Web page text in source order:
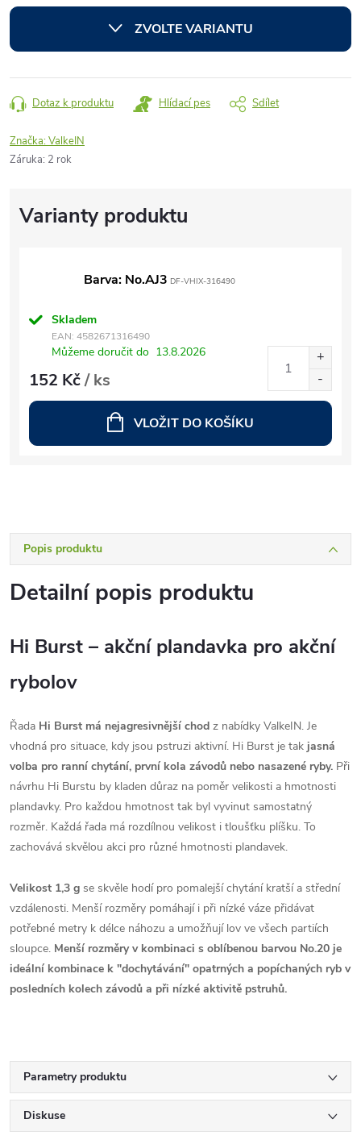
cena:
ZVOLTE VARIANTU
Dotaz k produktu Hlídací pes Sdílet
Značka:ValkeIN
Záruka: 2 rok
Barva: No.AJ3 DF-VHIX-316490
Skladem
EAN: 4582671316490
Můžeme doručit do 13.8.2026
152 Kč/ ks
VLOŽIT DO KOŠÍKU
Popis produktu
Detailní popis produktu
Hi Burst – akční plandavka pro akční
rybolov
Řada Hi Burst má nejagresivnější chod z nabídky ValkeIN. Je
vhodná pro situace, kdy jsou pstruzi aktivní. Hi Burst je tak jasná
volba pro ranní chytání, první kola závodů nebo nasazené ryby. Při
návrhu Hi Burstu by kladen důraz na poměr velikosti a hmotnosti
plandavky. Pro každou hmotnost tak byl vyvinut samostatný
rozměr. Každá řada má rozdílnou velikost i tloušťku plíšku. To
zachovává skvělou akci pro různé hmotnosti plandavek.
Velikost 1,3 g se skvěle hodí pro pomalejší chytání kratší a střední
vzdálenosti. Menší rozměry pomáhají i při nízké váze přidávat
potřebné metry k délce náhozu a umožňují lov ve všech partiích
sloupce. Menší rozměry v kombinaci s oblíbenou barvou No.20 je
ideální kombinace k "dochytávání" opatrných a popíchaných ryb v
posledních kolech závodů a při nízké aktivitě pstruhů.
Parametry produktu
Diskuse